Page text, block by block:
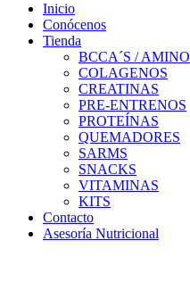
Inicio
Conócenos
Tienda
BCCA´S /
COLAGENOS
CREATINAS
PRE-ENTRENOS
PROTEÍNAS
QUEMADORES
SARMS
SNACKS
VITAMINAS
KITS
Contacto
Asesoría Nutricional